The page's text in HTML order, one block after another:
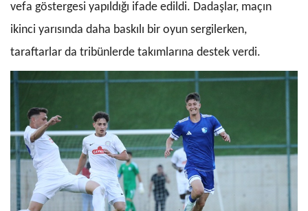
vefa göstergesi yapıldığı ifade edildi. Dadaşlar, maçın
ikinci yarısında daha baskılı bir oyun sergilerken,
taraftarlar da tribünlerde takımlarına destek verdi.